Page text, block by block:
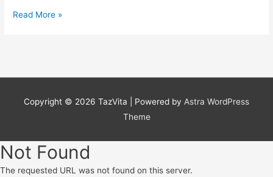
Bersihkan
Read More »
Copyright © 2026 TazVita | Powered by Astra WordPress
Theme
Not Found
The requested URL was not found on this server.